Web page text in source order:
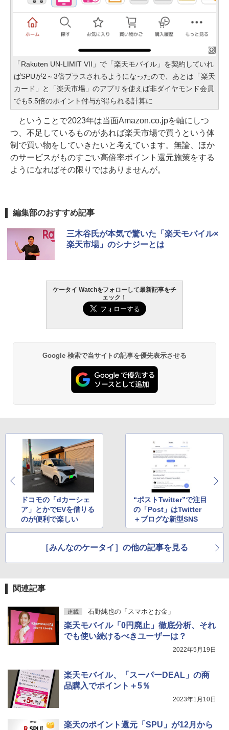
「Rakuten UN-LIMIT VII」で「楽天モバイル」を契約していれ
ばSPUが2～3倍プラスされるようになったので、あとは「楽天
カード」と「楽天市場」のアプリを使えば非ダイヤモンド会員
でも5.5倍のポイント付与が得られる計算に
ということで2023年は当面Amazon.co.jpを軸にしつ
つ、不足しているものがあれば楽天市場で買うという体
制で買い物をしていきたいと考えています。無論、ほか
のサービスがものすごい高倍率ポイント還元施策をする
ようになればその限りではありませんが。
編集部のおすすめ記事
三木谷氏が本気で驚いた「楽天モバイル×
楽天市場」のシナジーとは
ケータイ Watchをフォローして最新記事をチ
ェック！
Google 検索で当サイトの記事を優先表示させる
ドコモの「dカーシェ
ア」とかでEVを借りる
のが便利で楽しい
“ポストTwitter”で注目
の「Post」はTwitter
＋ブログな新型SNS
［みんなのケータイ］の他の記事を見る
関連記事
連載 石野純也の「スマホとお金」
楽天モバイル「0円廃止」徹底分析、それ
でも使い続けるべきユーザーは？
2022年5月19日
楽天モバイル、「スーパーDEAL」の商
品購入でポイント＋5％
2023年1月10日
楽天のポイント還元「SPU」が12月から